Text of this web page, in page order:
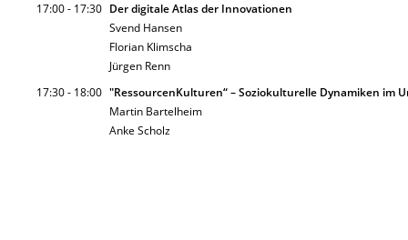
17:00 - 17:30 Der digitale Atlas der Innovationen
Svend Hansen
Florian Klimscha
Jürgen Renn
17:30 - 18:00 "RessourcenKulturen“ – Soziokulturelle Dynamiken im
Martin Bartelheim
Anke Scholz